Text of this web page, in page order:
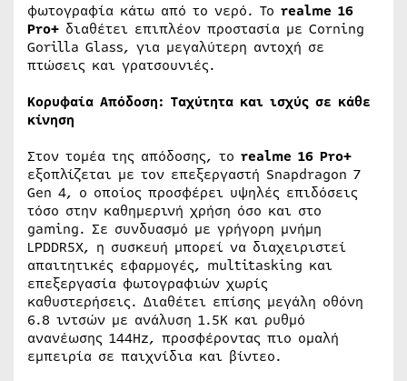
φωτογραφία κάτω από το νερό. Το realme 16
Pro+ διαθέτει επιπλέον προστασία με Corning
Gorilla Glass, για μεγαλύτερη αντοχή σε
πτώσεις και γρατσουνιές.
Κορυφαία Απόδοση: Ταχύτητα και ισχύς σε κάθε
κίνηση
Στον τομέα της απόδοσης, το realme 16 Pro+
εξοπλίζεται με τον επεξεργαστή Snapdragon 7
Gen 4, ο οποίος προσφέρει υψηλές επιδόσεις
τόσο στην καθημερινή χρήση όσο και στο
gaming. Σε συνδυασμό με γρήγορη μνήμη
LPDDR5X, η συσκευή μπορεί να διαχειριστεί
απαιτητικές εφαρμογές, multitasking και
επεξεργασία φωτογραφιών χωρίς
καθυστερήσεις. Διαθέτει επίσης μεγάλη οθόνη
6.8 ιντσών με ανάλυση 1.5K και ρυθμό
ανανέωσης 144Hz, προσφέροντας πιο ομαλή
εμπειρία σε παιχνίδια και βίντεο.